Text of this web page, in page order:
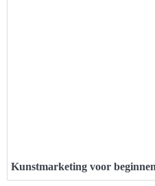
Kunstmarketing voor